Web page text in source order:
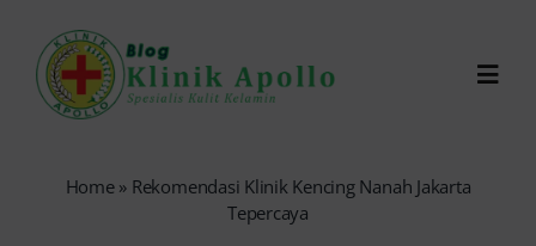
content
Home» Rekomendasi Klinik Kencing Nanah Jakarta
Tepercaya